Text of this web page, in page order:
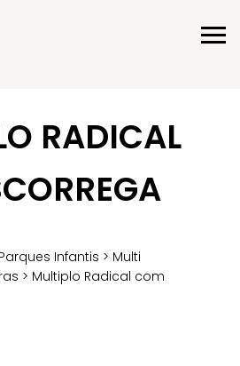
RADICAL
Parques Infantis > Multi
> Multiplo Radical com